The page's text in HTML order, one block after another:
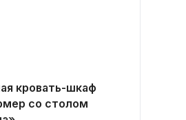
кровать-шкаф
со столом